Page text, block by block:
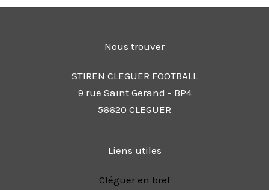
Nous trouver
STIREN CLEGUER FOOTBALL
9 rue Saint Gerand - BP4
56620 CLEGUER
Liens utiles
Cléguer en bref